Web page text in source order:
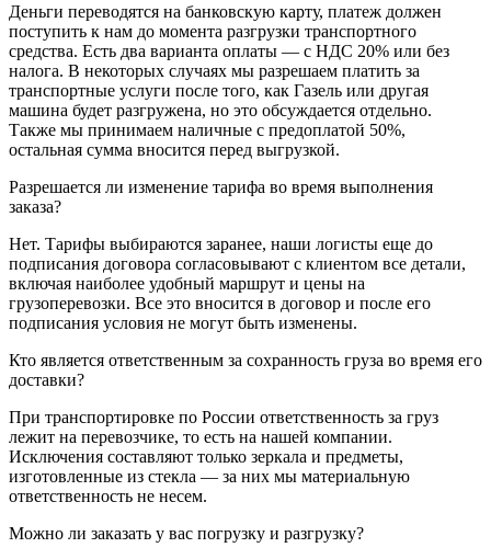
Деньги переводятся на банковскую карту, платеж должен
поступить к нам до момента разгрузки транспортного
средства. Есть два варианта оплаты — с НДС 20% или без
налога. В некоторых случаях мы разрешаем платить за
транспортные услуги после того, как Газель или другая
машина будет разгружена, но это обсуждается отдельно.
Также мы принимаем наличные с предоплатой 50%,
остальная сумма вносится перед выгрузкой.
Разрешается ли изменение тарифа во время выполнения
заказа?
Нет. Тарифы выбираются заранее, наши логисты еще до
подписания договора согласовывают с клиентом все детали,
включая наиболее удобный маршрут и цены на
грузоперевозки. Все это вносится в договор и после его
подписания условия не могут быть изменены.
Кто является ответственным за сохранность груза во время его
доставки?
При транспортировке по России ответственность за груз
лежит на перевозчике, то есть на нашей компании.
Исключения составляют только зеркала и предметы,
изготовленные из стекла — за них мы материальную
ответственность не несем.
Можно ли заказать у вас погрузку и разгрузку?